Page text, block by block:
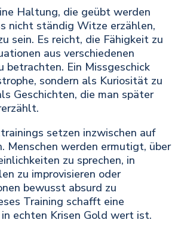
Haltung, die geübt werden
nicht ständig Witze erzählen,
sein. Es reicht, die Fähigkeit zu
aus verschiedenen
betrachten. Ein Missgeschick
sondern als Kuriosität zu
Geschichten, die man später
setzen inzwischen auf
Menschen werden ermutigt, über
zu sprechen, in
zu improvisieren oder
bewusst absurd zu
Training schafft eine
echten Krisen Gold wert ist.